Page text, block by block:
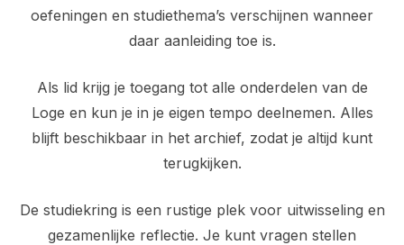
oefeningen en studiethema’s verschijnen wanneer
daar aanleiding toe is.
Als lid krijg je toegang tot alle onderdelen van de
Loge en kun je in je eigen tempo deelnemen. Alles
blijft beschikbaar in het archief, zodat je altijd kunt
terugkijken.
De studiekring is een rustige plek voor uitwisseling en
gezamenlijke reflectie. Je kunt vragen stellen